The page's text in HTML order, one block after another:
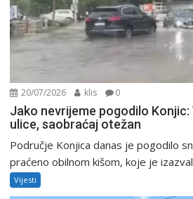
20/07/2026 klis 0
Jako nevrijeme pogodilo
ulice, saobraćaj otežan
Područje Konjica danas je pogodilo
praćeno obilnom kišom, koje je
Vijesti